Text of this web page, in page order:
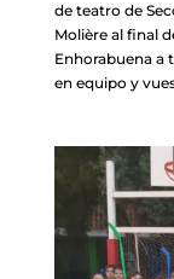
de teatro de
Molière al final
Enhorabuena a
en equipo y